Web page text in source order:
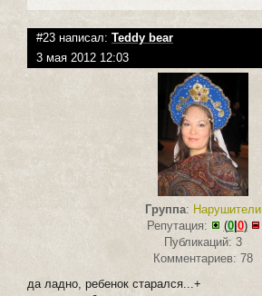
#23 написал: Teddy bear
3 мая 2012 12:03
Группа: Нарушители
Репутация:
(0| 0)
Публикаций: 3
Комментариев: 78
да ладно, ребенок старался...+